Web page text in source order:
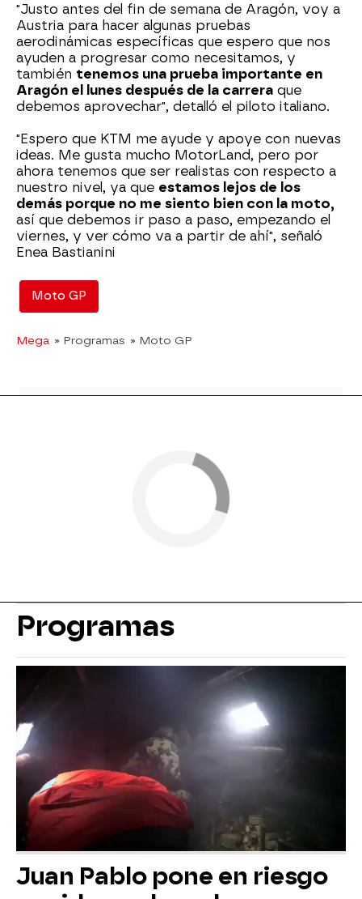
"Justo antes del fin de semana de Aragón, voy a
Austria para hacer algunas pruebas
aerodinámicas específicas que espero que nos
ayuden a progresar como necesitamos, y
también tenemos una prueba importante en
Aragón el lunes después de la carrera que
debemos aprovechar", detalló el piloto italiano.
"Espero que KTM me ayude y apoye con nuevas
ideas. Me gusta mucho MotorLand, pero por
ahora tenemos que ser realistas con respecto a
nuestro nivel, ya que estamos lejos de los
demás porque no me siento bien con la moto,
así que debemos ir paso a paso, empezando el
viernes, y ver cómo va a partir de ahí", señaló
Enea Bastianini
Moto GP
Mega » Programas » Moto GP
Programas
Juan Pablo pone en riesgo